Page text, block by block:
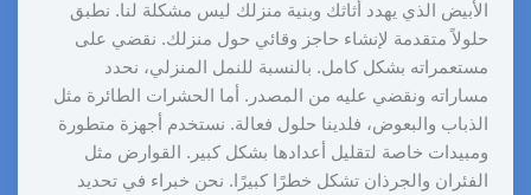
الأبيض الذي يهدد أثاثك وبنية منزلك ليس مشكلة لنا. نطبق
حلولاً متقدمة لإنشاء حاجز وقائي حول منزلك. نقضي على
مستعمراته بشكل كامل. بالنسبة للنمل المنزلي، نحدد
مساراته ونقضي عليه من المصدر. أما الحشرات الطائرة مثل
الذباب والبعوض، فلدينا حلول فعالة. نستخدم أجهزة متطورة
ومبيدات خاصة لتقليل أعدادها بشكل كبير. القوارض مثل
الفئران والجرذان تشكل خطرًا كبيرًا. نحن خبراء في تحديد